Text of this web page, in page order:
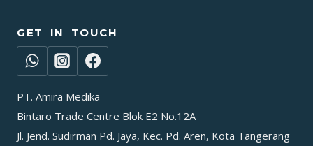
GET IN TOUCH
PT. Amira Medika
Bintaro Trade Centre Blok E2 No.12A
Jl. Jend. Sudirman Pd. Jaya, Kec. Pd. Aren, Kota Tangerang